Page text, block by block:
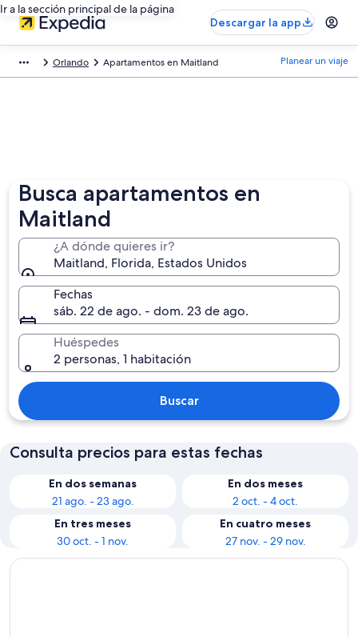
Ir a la sección principal de la página
Descargar la app
Orlando Apartamentos en Maitland Planear un viaje
Busca apartamentos en
Maitland
¿A dónde quieres ir?
Maitland, Florida, Estados Unidos
Fechas
sáb. 22 de ago. - dom. 23 de ago.
Huéspedes
2 personas, 1 habitación
Buscar
Consulta precios para estas fechas
En dos semanas
21 ago. - 23 ago.
En dos meses
2 oct. - 4 oct.
En tres meses
30 oct. - 1 nov.
En cuatro meses
27 nov. - 29 nov.